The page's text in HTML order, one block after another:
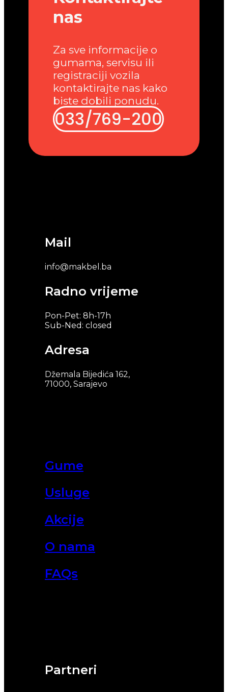
Partneri
Gume
Usluge
Akcije
O nama
FAQs
Mail
info@makbel.ba
Radno vrijeme
Pon-Pet: 8h-17h
Sub-Ned: closed
Adresa
Džemala Bijedića 162,
71000, Sarajevo
nas
Za sve informacije o
gumama, servisu ili
registraciji vozila
kontaktirajte nas kako
biste dobili ponudu.
033/769-200